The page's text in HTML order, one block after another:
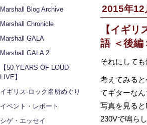
Marshall Blog Archive
Marshall Chronicle
Marshall GALA
Marshall GALA 2
【50 YEARS OF LOUD
LIVE】
イギリス‐ロック名所めぐり
イベント・レポート
シゲ・エッセイ
2015年12
【イギ
語 ＜後編
それにして
考えてみる
てギターな
写真を見る
230Vで鳴ら